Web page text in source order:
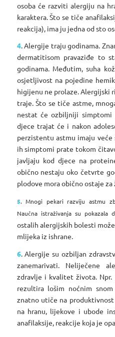
osoba će razviti alergiju na
karaktera. Što se tiče
reakcija), ima ju jedna od sto
4. Alergije traju godinama.
dermatitisom pravaziđe to
godinama. Međutim, suha
osjetljivost na pojedine
higijenu ne prolaze.
traje. Što se tiče astme,
nestat će ozbiljniji simptomi
djece trajat će i nakon
perzistentu astmu imaju veće
ih simptomi prate tokom
javljaju kod djece na
obično nestaju oko četvrte
plodove mora obično ostaje za
5. Mnogi pekari razviju astmu
Naučna istraživanja su pokazala
ostalih alergijskih bolesti
mlijeka iz ishrane.
6. Alergije su ozbiljan
zanemarivati. Neliječene
zdravlje i kvalitet života.
rezultira lošim noćnim
znatno utiče na
na hranu, lijekove i ubode
anafilaksije, reakcije koja je